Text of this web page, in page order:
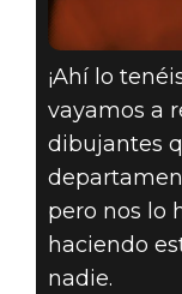
¡Ahí lo
vayamos a
dibujantes
pero nos lo
haciendo
nadie.